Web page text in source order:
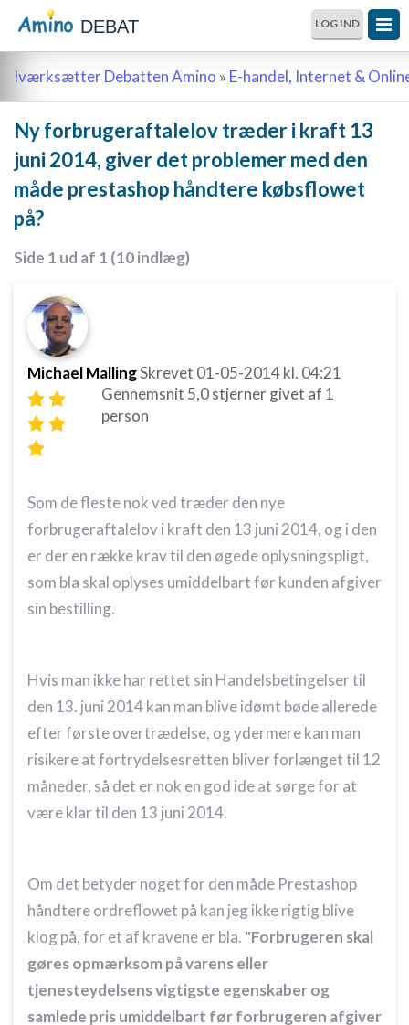
DEBAT LOG IND
Iværksætter Debatten Amino » E-handel, Internet &
Ny forbrugeraftalelov træder i kraft 13
juni 2014, giver det problemer med den
måde prestashop håndtere købsflowet
på?
Side 1 ud af 1 (10 indlæg)
Michael MallingSkrevet 01-05-2014kl. 04:21
Gennemsnit 5,0stjerner givet af 1
person
Som de fleste nok ved træder den nye
forbrugeraftalelov i kraft den 13 juni 2014, og i den
er der en række krav til den øgede oplysningspligt,
som bla skal oplyses umiddelbart før kunden afgiver
sin bestilling.
Hvis man ikke har rettet sin Handelsbetingelser til
den 13. juni 2014 kan man blive idømt bøde allerede
efter første overtrædelse, og ydermere kan man
risikere at fortrydelsesretten bliver forlænget til 12
måneder, så det er nok en god ide at sørge for at
være klar til den 13 juni 2014.
Om det betyder noget for den måde Prestashop
håndtere ordreflowet på kan jeg ikke rigtig blive
klog på, for et af kravene er bla. "Forbrugeren skal
gøres opmærksom på varens eller
tjenesteydelsens vigtigste egenskaber og
samlede pris umiddelbart før forbrugeren afgiver